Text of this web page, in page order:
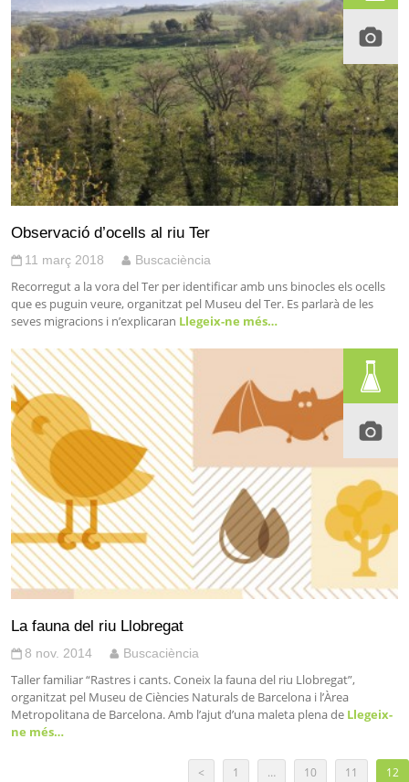
Observació d’ocells al riu Ter
11 març 2018 Buscaciència
Recorregut a la vora del Ter per identificar amb uns binocles els ocells
que es puguin veure, organitzat pel Museu del Ter. Es parlarà de les
seves migracions i n’explicaran Llegeix-ne més…
La fauna del riu Llobregat
8 nov. 2014 Buscaciència
Taller familiar “Rastres i cants. Coneix la fauna del riu Llobregat”,
organitzat pel Museu de Ciències Naturals de Barcelona i l’Àrea
Metropolitana de Barcelona. Amb l’ajut d’una maleta plena de Llegeix-
ne més…
< 1 … 10 11 12